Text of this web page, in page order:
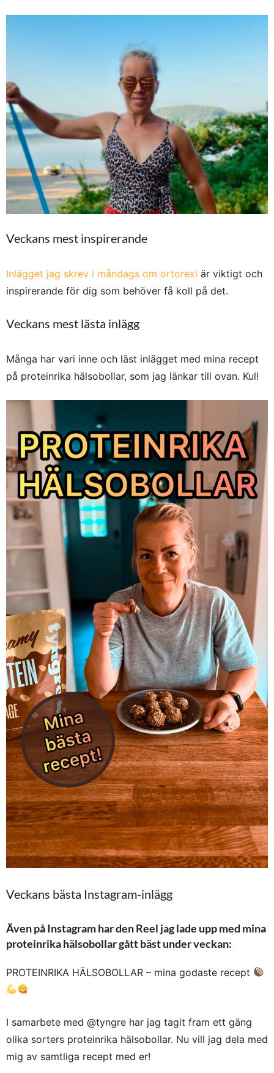
Veckans mest inspirerande
Inlägget jag skrev i måndags om ortorexi är viktigt och
inspirerande för dig som behöver få koll på det.
Veckans mest lästa inlägg
Många har vari inne och läst inlägget med mina recept
på proteinrika hälsobollar, som jag länkar till ovan. Kul!
Veckans bästa Instagram-inlägg
Även på Instagram har den Reel jag lade upp med mina
proteinrika hälsobollar gått bäst under veckan:
PROTEINRIKA HÄLSOBOLLAR – mina godaste recept
I samarbete med @tyngre har jag tagit fram ett gäng
olika sorters proteinrika hälsobollar. Nu vill jag dela med
mig av samtliga recept med er!